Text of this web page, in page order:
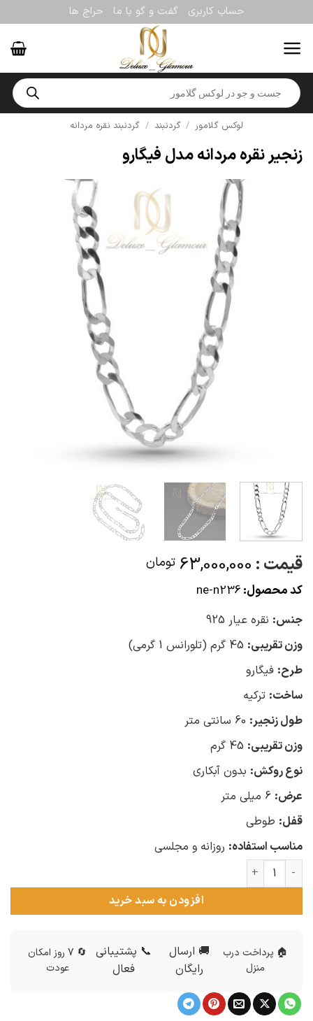
to
content
حساب کاربری گفت و گو با ما حراج ها
Products
search
لوکس گلامور / گردنبند / گردنبند نقره مردانه
زنجیر نقره مردانه مدل فیگارو
قیمت : 63,000,000 تومان
کد محصول:ne-n236
جنس: نقره عیار 925
وزن تقریبی:
طرح: فیگارو
ساخت: ترکیه
طول زنجیر:
وزن تقریبی:
نوع روکش: بدون آبکاری
عرض:
قفل: طوطی
مناسب استفاده: روزانه و مجلسی
زنجیر نقره مردانه مدل فیگارو عدد
افزودن به سبد خرید
🏠 پرداخت درب
منزل
🚚 ارسال
رایگان
📞 پشتیبانی
فعال
🔄 7 روز امکان
عودت